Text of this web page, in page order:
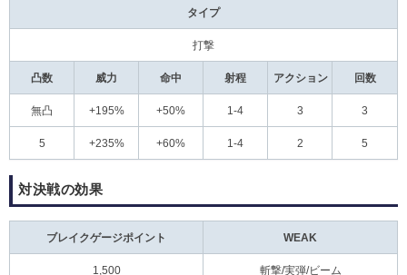
タイプ
打撃
凸数 威力 命中 射程 アクション 回数
無凸 +195% +50% 1-4 3 3
5 +235% +60% 1-4 2 5
対決戦の効果
ブレイクゲージポイント WEAK
1,500 斬撃/実弾/ビーム